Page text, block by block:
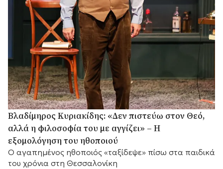
Βλαδίμηρος Κυριακίδης: «Δεν πιστεύω στον Θεό,
αλλά η φιλοσοφία του με αγγίζει» – Η
εξομολόγηση του ηθοποιού
Ο αγαπημένος ηθοποιός «ταξίδεψε» πίσω στα παιδικά
του χρόνια στη Θεσσαλονίκη